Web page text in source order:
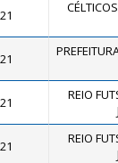
REIO
REIO